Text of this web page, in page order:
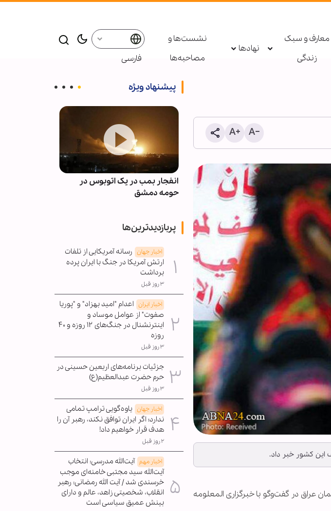
معارف و سبک
زندگی
نهادها
نشست‌ها و
مصاحبه‌ها
فارسی
این کشور خبر داد.
عراق در گفت‌وگو با خبرگزاری المعلومه
پیشنهاد ویژه
پیمان با خدا؛ رمز پایداری در فراز و
نشیب زندگی
انفجار بمب در یک اتوبوس در
حومه دمشق
پربازدیدترین‌ها
اخبار جهان رسانه آمریکایی از تلفات
ارتش آمریکا در جنگ با ایران پرده
برداشت
۳ روز قبل
اخبار ایران اعدام "امید بهزاد" و "پوریا
صفوت" از عوامل موساد و
اینترنشنال در جنگ‌های ۱۲ روزه و ۴۰
روزه
۳ روز قبل
جزئیات برنامه‌های اربعین حسینی در
حرم حضرت عبدالعظیم(ع)
۳ روز قبل
اخبار جهان یاوه‌گویی ترامپ تمامی
ندارد؛ اگر ایران توافق نکند، رهبر آن را
هدف قرار خواهیم داد!
۲ روز قبل
اخبار مهم آیت‌الله مدرسی: انتخاب
آیت‌الله سید مجتبی خامنه‌ای موجب
خرسندی شد / آیت الله رمضانی: رهبر
انقلاب، شخصیتی زاهد، عالم و دارای
بینش عمیق سیاسی است